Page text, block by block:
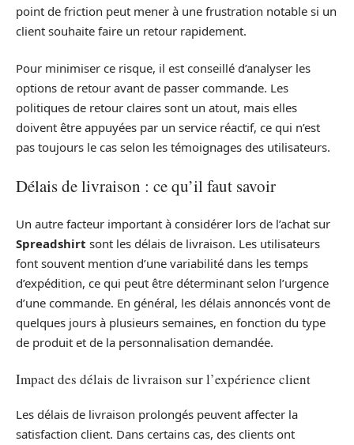
point de friction peut mener à une frustration notable si un
client souhaite faire un retour rapidement.
Pour minimiser ce risque, il est conseillé d’analyser les
options de retour avant de passer commande. Les
politiques de retour claires sont un atout, mais elles
doivent être appuyées par un service réactif, ce qui n’est
pas toujours le cas selon les témoignages des utilisateurs.
Délais de livraison : ce qu’il faut savoir
Un autre facteur important à considérer lors de l’achat sur
Spreadshirt sont les délais de livraison. Les utilisateurs
font souvent mention d’une variabilité dans les temps
d’expédition, ce qui peut être déterminant selon l’urgence
d’une commande. En général, les délais annoncés vont de
quelques jours à plusieurs semaines, en fonction du type
de produit et de la personnalisation demandée.
Impact des délais de livraison sur l’expérience client
Les délais de livraison prolongés peuvent affecter la
satisfaction client. Dans certains cas, des clients ont